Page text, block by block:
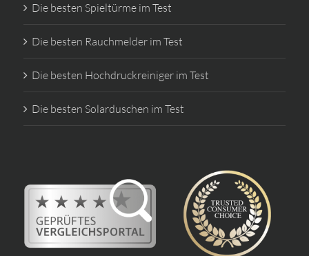
Die besten Spieltürme im Test
Die besten Rauchmelder im Test
Die besten Hochdruckreiniger im Test
Die besten Solarduschen im Test